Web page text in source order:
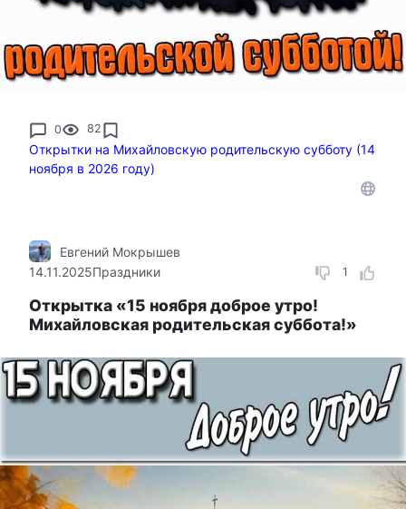
0 82
Открытки на Михайловскую родительскую субботу (14
ноября в 2026 году)
1
Евгений Мокрышев
14.11.2025Праздники
Открытка «15 ноября доброе утро!
Михайловская родительская суббота!»